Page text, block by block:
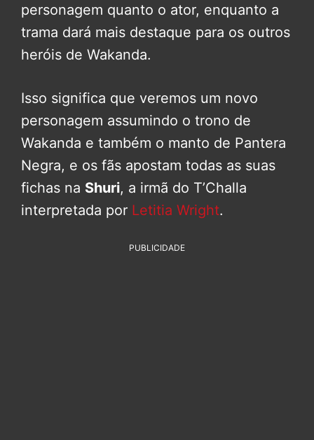
personagem quanto o ator, enquanto a
trama dará mais destaque para os outros
heróis de Wakanda.
Isso significa que veremos um novo
personagem assumindo o trono de
Wakanda e também o manto de Pantera
Negra, e os fãs apostam todas as suas
fichas na Shuri, a irmã do T’Challa
interpretada por Letitia Wright.
PUBLICIDADE